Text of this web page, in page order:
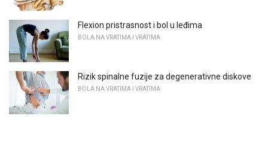
Flexion pristrasnost i bol u leđima
BOLA NA VRATIMA I VRATIMA
Rizik spinalne fuzije za degenerativne diskove
BOLA NA VRATIMA I VRATIMA